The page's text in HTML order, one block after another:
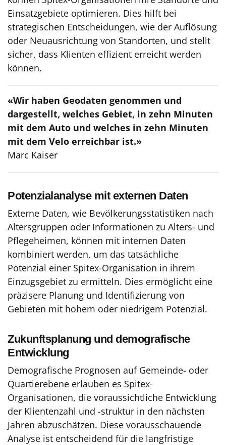
Einsatzgebiete optimieren. Dies hilft bei
strategischen Entscheidungen, wie der Auflösung
oder Neuausrichtung von Standorten, und stellt
sicher, dass Klienten effizient erreicht werden
können.
«Wir haben Geodaten genommen und
dargestellt, welches Gebiet, in zehn Minuten
mit dem Auto und welches in zehn Minuten
mit dem Velo erreichbar ist.»
Marc Kaiser
Potenzialanalyse mit externen Daten
Externe Daten, wie Bevölkerungsstatistiken nach
Altersgruppen oder Informationen zu Alters- und
Pflegeheimen, können mit internen Daten
kombiniert werden, um das tatsächliche
Potenzial einer Spitex-Organisation in ihrem
Einzugsgebiet zu ermitteln. Dies ermöglicht eine
präzisere Planung und Identifizierung von
Gebieten mit hohem oder niedrigem Potenzial.
Zukunftsplanung und demografische
Entwicklung
Demografische Prognosen auf Gemeinde- oder
Quartierebene erlauben es Spitex-
Organisationen, die voraussichtliche Entwicklung
der Klientenzahl und -struktur in den nächsten
Jahren abzuschätzen. Diese vorausschauende
Analyse ist entscheidend für die langfristige